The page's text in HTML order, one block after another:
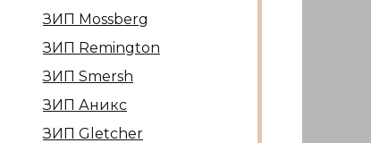
ЗИП Mossberg
ЗИП Remington
ЗИП Smersh
ЗИП Аникс
ЗИП Gletcher